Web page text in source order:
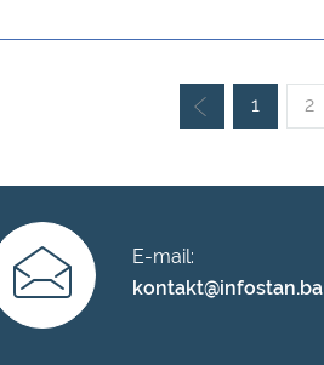
1 2
E-mail:
kontakt@infostan.ba